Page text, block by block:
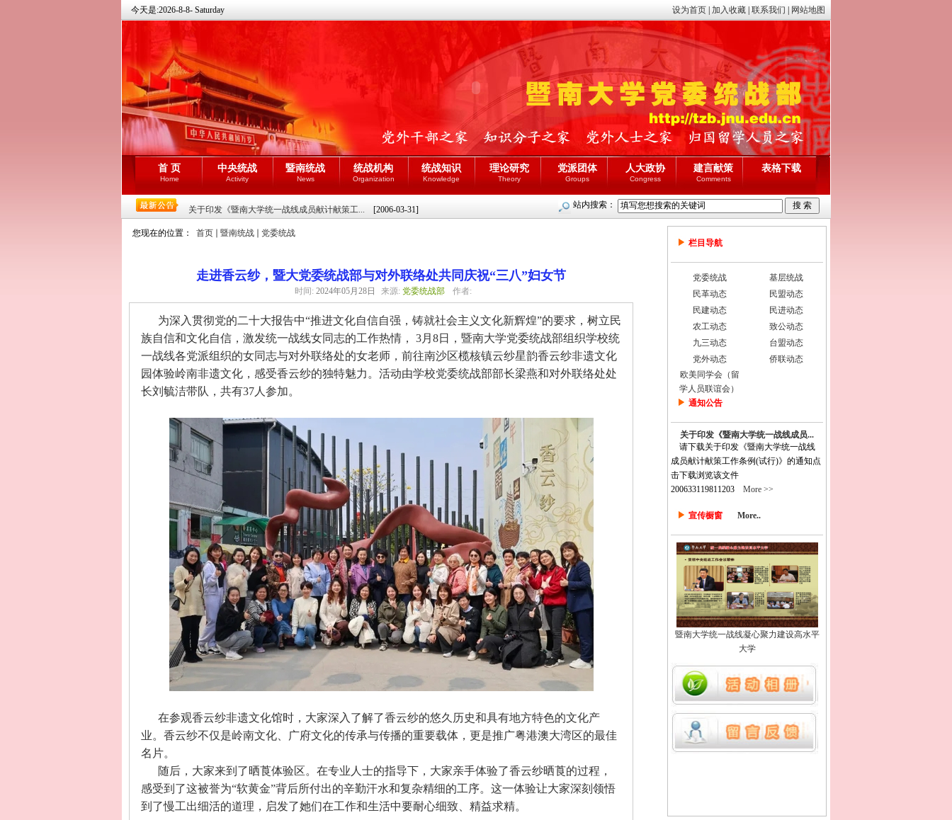
今天是:2026-8-8- Saturday 设为首页| 加入收藏| 联系我们 网站地图
首 页
Home
中央统战
Activity
暨南统战
News
统战机构
Organization
统战知识
Knowledge
理论研究
Theory
党派团体
Groups
人大政协
Congress
建言献策
Comments
表格下载
关于印发《暨南大学统一战线成员献计献策工... [2006-03-31] 站内搜索：
您现在的位置： 首页 暨南统战 党委统战
走进香云纱，暨大党委统战部与对外联络处共同庆祝“三八”妇女节
时间: 2024年05月28日 来源: 党委统战部 作者:
为深入贯彻党的二十大报告中“推进文化自信自强，铸就社会主义文化新辉煌”的要求，树立民
族自信和文化自信，激发统一战线女同志的工作热情， 3月 8日，暨南大学党委统战部组织学校统
一战线各党派组织的女同志与对外联络处的女老师，前往南沙区榄核镇云纱星韵香云纱非遗文化
园体验岭南非遗文化，感受香云纱的独特魅力。活动由学校党委统战部部长梁燕和对外联络处处
长刘毓洁带队，共有37 人参加。
在参观香云纱非遗文化馆时，大家深入了解了香云纱的悠久历史和具有地方特色的文化产
业。香云纱不仅是岭南文化、广府文化的传承与传播的重要载体，更是推广粤港澳大湾区的最佳
名片。
随后，大家来到了晒莨体验区。在专业人士的指导下，大家亲手体验了香云纱晒莨的过程，
感受到了这被誉为“软黄金”背后所付出的辛勤汗水和复杂精细的工序。这一体验让大家深刻领悟
到了慢工出细活的道理，启发了她们在工作和生活中要耐心细致、精益求精。
栏目导航
党委统战
基层统战
民革动态
民盟动态
民建动态
民进动态
农工动态
致公动态
九三动态
台盟动态
党外动态
侨联动态
欧美同学会（留
学人员联谊会）
通知公告
关于印发《暨南大学统一战线成员...
请下载关于印发《暨南大学统一战线
成员献计献策工作条例(试行)》的通知点
击下载浏览该文件
200633119811203 More >>
宣传橱窗 More..
暨南大学统一战线凝心聚力建设高水平
大学